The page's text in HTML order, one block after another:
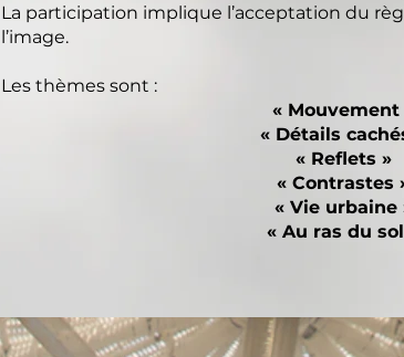
La participation implique l’acceptation du
l’image.
Les thèmes sont :
« Mouvement
« Détails
« Reflets »
« Contrastes
« Vie urbaine
« Au ras du